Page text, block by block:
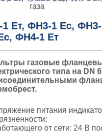
Ет, ФН3-1 Ес,
ФН4-1 Ет
газовые
типа на DN
питания
от сети: 24 В